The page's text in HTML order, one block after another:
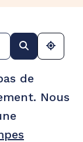
de
Nous